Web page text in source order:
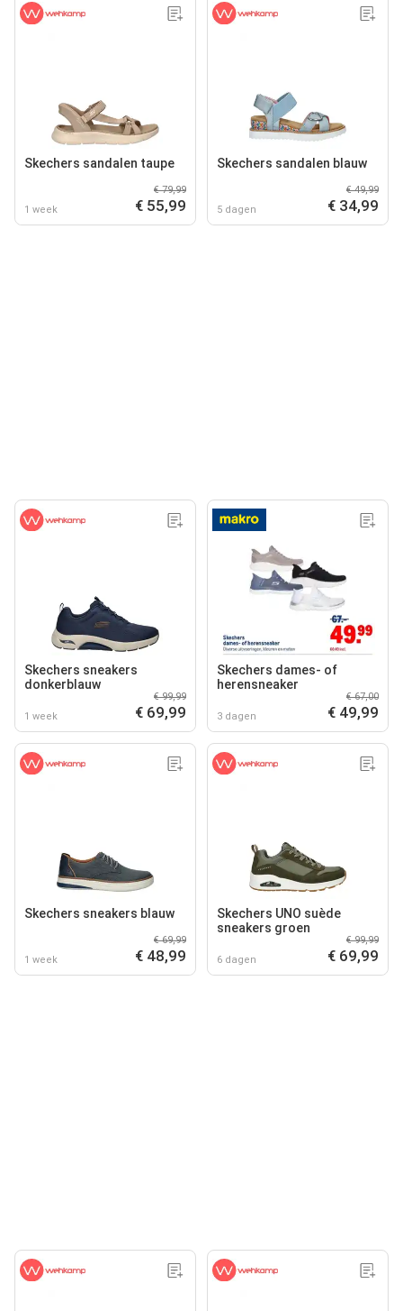
Skechers sandalen taupe
1 week
€ 79,99
€ 55,99
Skechers sandalen blauw
5 dagen
€ 49,99
€ 34,99
Skechers sneakers
donkerblauw
1 week
€ 99,99
€ 69,99
Skechers dames- of
herensneaker
3 dagen
€ 67,00
€ 49,99
Skechers sneakers blauw
1 week
€ 69,99
€ 48,99
Skechers UNO suède
sneakers groen
6 dagen
€ 99,99
€ 69,99